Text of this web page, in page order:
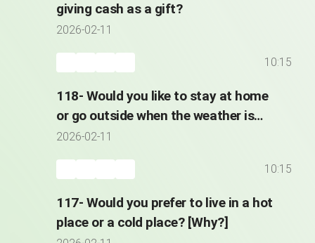
giving cash as a gift?
2026-02-11
10:15
118- Would you like to stay at home
or go outside when the weather is
great?
2026-02-11
10:15
117- Would you prefer to live in a hot
place or a cold place? [Why?]